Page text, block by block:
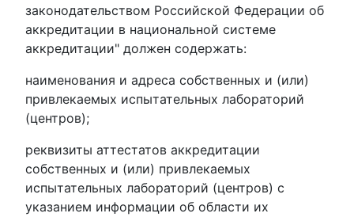
законодательством Российской Федерации об
аккредитации в национальной системе
аккредитации" должен содержать:
наименования и адреса собственных и (или)
привлекаемых испытательных лабораторий
(центров);
реквизиты аттестатов аккредитации
собственных и (или) привлекаемых
испытательных лабораторий (центров) с
указанием информации об области их